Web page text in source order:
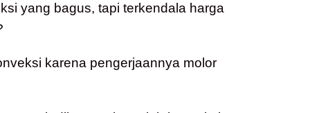
yang bagus, tapi terkendala harga
karena pengerjaannya molor